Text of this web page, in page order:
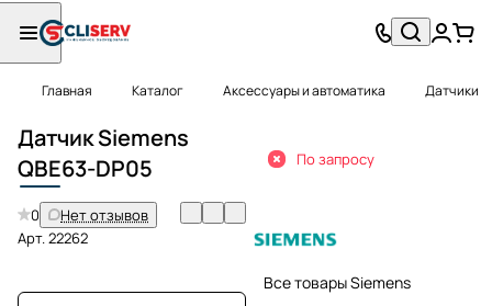
Главная Каталог Аксессуары и автоматика Датчики
Датчик Siemens
QBE63-DP05
0
Нет отзывов
Арт.22262
По запросу
Все товары Siemens